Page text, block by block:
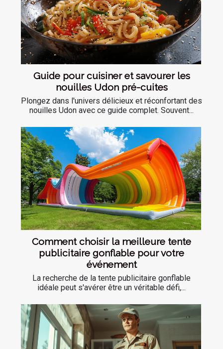
Guide pour cuisiner et savourer les
nouilles Udon pré-cuites
Plongez dans l'univers délicieux et réconfortant des
nouilles Udon avec ce guide complet. Souvent...
Comment choisir la meilleure tente
publicitaire gonflable pour votre
événement
La recherche de la tente publicitaire gonflable
idéale peut s'avérer être un véritable défi,...